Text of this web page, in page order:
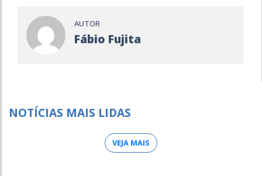
AUTOR
Fábio Fujita
NOTÍCIAS MAIS LIDAS
VEJA MAIS